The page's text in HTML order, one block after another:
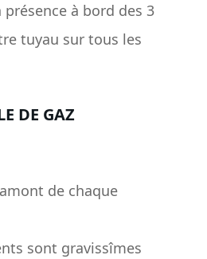
à bord des 3
tuyau sur tous les
DE GAZ
de chaque
sont gravissîmes